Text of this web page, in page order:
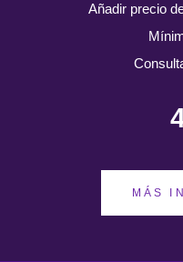
Añadir precio
MÁS